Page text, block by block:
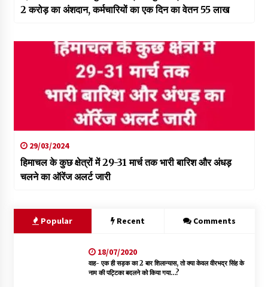
2 करोड़ का अंशदान, कर्मचारियों का एक दिन का वेतन 55 लाख
29/03/2024
हिमाचल के कुछ क्षेत्रों में 29-31 मार्च तक भारी बारिश और अंधड़
चलने का ऑरेंज अलर्ट जारी
Popular Recent Comments
18/07/2020
वाह- एक ही सड़क का 2 बार शिलान्यास, तो क्या केवल वीरभद्र सिंह के
नाम की पट्टिका बदलने को किया गया…?